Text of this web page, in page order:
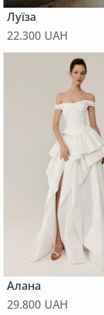
Луїза
22.300 UAH
Алана
29.800 UAH